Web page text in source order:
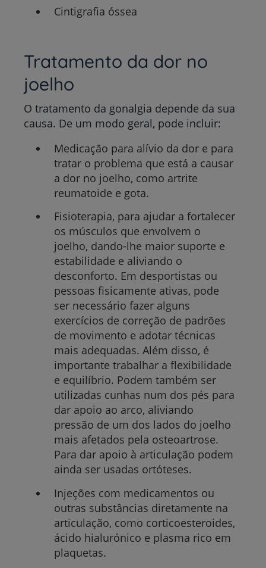
Cintigrafia óssea
Tratamento da dor no
joelho
O tratamento da gonalgia depende da sua
causa. De um modo geral, pode incluir:
Medicação para alívio da dor e para
tratar o problema que está a causar
a dor no joelho, como artrite
reumatoide e gota.
Fisioterapia, para ajudar a fortalecer
os músculos que envolvem o
joelho, dando-lhe maior suporte e
estabilidade e aliviando o
desconforto. Em desportistas ou
pessoas fisicamente ativas, pode
ser necessário fazer alguns
exercícios de correção de padrões
de movimento e adotar técnicas
mais adequadas. Além disso, é
importante trabalhar a flexibilidade
e equilíbrio. Podem também ser
utilizadas cunhas num dos pés para
dar apoio ao arco, aliviando
pressão de um dos lados do joelho
mais afetados pela osteoartrose.
Para dar apoio à articulação podem
ainda ser usadas ortóteses.
Injeções com medicamentos ou
outras substâncias diretamente na
articulação, como corticoesteroides,
ácido hialurónico e plasma rico em
plaquetas.